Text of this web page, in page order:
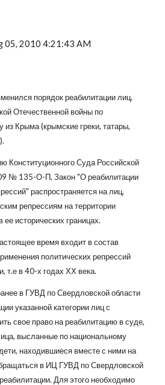
05, 2010 4:21:43 AM
Отечественной войны по
из Крыма (крымские греки, татары,
№ 135-О-П, Закон "О реабилитации
распространяется на лиц,
репрессиям на территории
исторических границах.
политических репрессий
т.е в 40-х годах ХХ века.
указанной категории лиц с
свое право на реабилитацию в суде,
высланные по национальному
находившиеся вместе с ними на
в ИЦ ГУВД по Свердловской
Для этого необходимо